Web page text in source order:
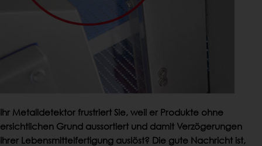
Ihr Metalldetektor frustriert Sie, weil er Produkte ohne
ersichtlichen Grund aussortiert und damit Verzögerungen
Ihrer Lebensmittelfertigung auslöst? Die gute Nachricht ist,